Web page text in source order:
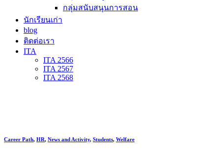
กลุ่มสนับสนุนการสอน
นักเรียนเก่า
blog
ติดต่อเรา
ITA
ITA 2566
ITA 2567
ITA 2568
Career Path, HR, News and Activity, Students, Welfare